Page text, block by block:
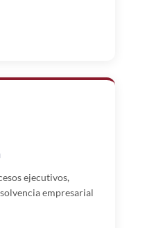
ejecutivos,
empresarial